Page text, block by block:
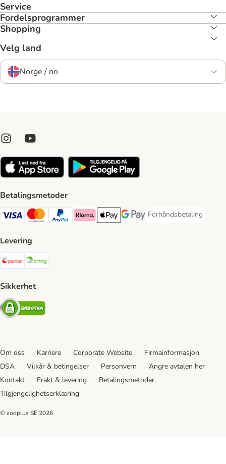
Service
Fordelsprogrammer
Shopping
Velg land
Norge / no
Betalingsmetoder
Visa Payment Method
Mastercard Payment Method
PayPal Payment Method
Klarna Payment Method
Apple Pay Payment Method
Google Pay Payment Method
Forhåndsbetaling
Forhåndsbetaling
Levering
Posten Shipping Method
Sikkerhet
Security
Om oss Karriere Corporate Website
Firmainformasjon
DSA
Vilkår & betingelser Personvern
Angre avtalen her
Kontakt
Frakt & levering
Betalingsmetoder
Tilgjengelighetserklæring
© zooplus SE 2026